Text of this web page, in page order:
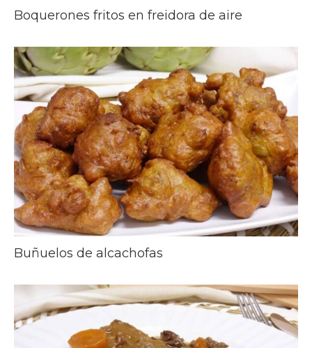
Boquerones fritos en freidora de aire
Buñuelos de alcachofas